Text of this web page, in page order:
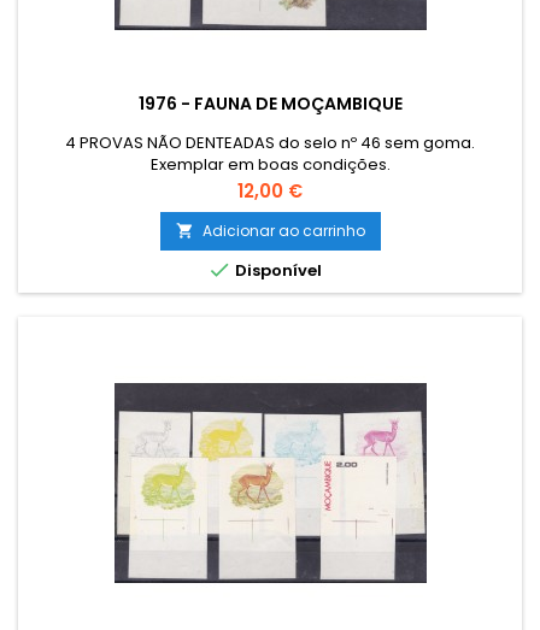
1976 - FAUNA DE MOÇAMBIQUE
4 PROVAS NÃO DENTEADAS do selo nº 46 sem goma.
Exemplar em boas condições.
Preço
12,00 €
 Adicionar ao carrinho
 Disponível